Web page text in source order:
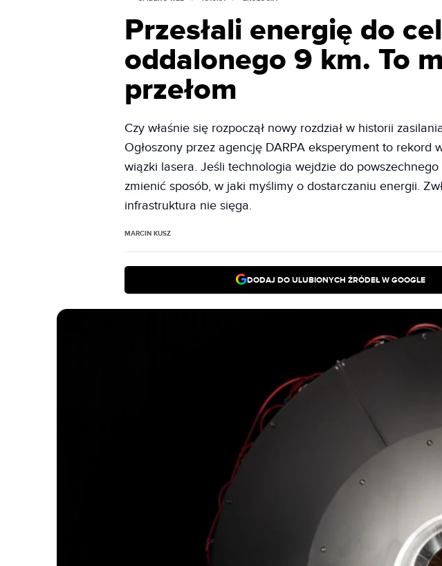
Przesłali energię do
oddalonego 9 km. To
przełom
Czy właśnie się rozpoczął nowy rozdział w historii
Ogłoszony przez agencję DARPA eksperyment to rekord
wiązki lasera. Jeśli technologia wejdzie do
zmienić sposób, w jaki myślimy o dostarczaniu energii.
infrastruktura nie sięga.
MARCIN KUSZ
DODAJ DO ULUBIONYCH ŹRÓDEŁ W GOOGLE